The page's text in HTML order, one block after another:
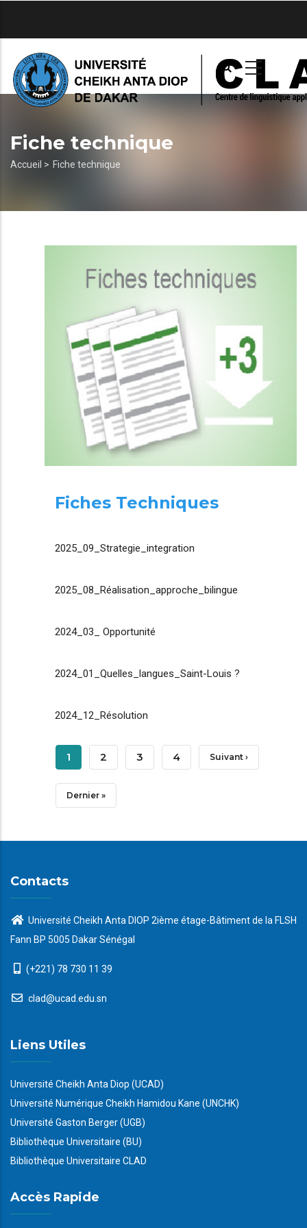
principal
Fiche technique
Fil
Accueil > Fiche technique
Fiches Techniques
2025_09_Strategie_integration
2025_08_Réalisation_approche_bilingue
2024_03_ Opportunité
2024_01_Quelles_langues_Saint-Louis ?
2024_12_Résolution
Pagination
Page
Courante
1 Page
2 Page
3 Page
4 Page
Suivant ›
Dernière
Dernier »
Contacts
Université Cheikh Anta DIOP 2ième étage-Bâtiment de la FLSH
Fann BP 5005 Dakar Sénégal
(+221) 78 730 11 39
clad@ucad.edu.sn
Liens Utiles
Université Cheikh Anta Diop (UCAD)
Université Numérique Cheikh Hamidou Kane (UNCHK)
Université Gaston Berger (UGB)
Bibliothèque Universitaire (BU)
Bibliothèque Universitaire CLAD
Accès Rapide